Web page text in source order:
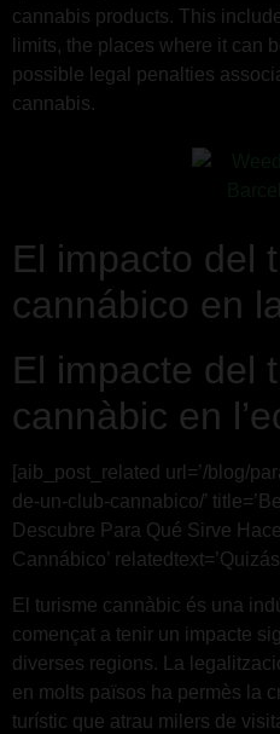
cannabis products. This
limits, the places where it can
possible legal penalties
cannabis.
El impacto del
cannábico en
El impacte del
cannàbic en
[aib_post_related url=’/blog/
de-un-club-cannabico/’
Descubre Para Qué Sirve
Cannábico’
El turisme cannàbic és una
començat a tenir un impacte
diverses regions. La
en molts països ha permès la
turístic que atrau milers de